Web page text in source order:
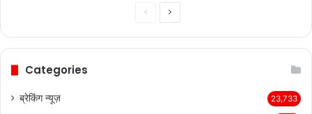
PreviousNext
Categories
ब्रेकिंग न्यूज़ 23,733